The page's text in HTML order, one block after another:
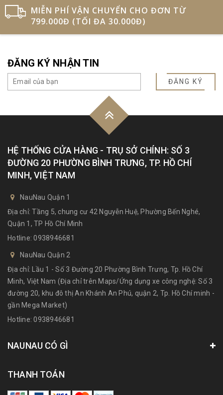
MIỄN PHÍ VẬN CHUYỂN CHO ĐƠN TỪ
799.000Đ (TỐI ĐA 30.000Đ)
ĐĂNG KÝ NHẬN TIN
ĐĂNG KÝ
HỆ THỐNG CỬA HÀNG - TRỤ SỞ CHÍNH: SỐ 3
ĐƯỜNG 20 PHƯỜNG BÌNH TRƯNG, TP. HỒ CHÍ
MINH, VIỆT NAM
NauNau Quận 1
Địa chỉ: Tầng 5, chung cư 42 Nguyễn Huệ, Phường Bến Nghé,
Quận 1, TP Hồ Chí Minh
Hotline:0938946681
NauNau Quận 2
Địa chỉ: Lầu 1 - Số 3 Đường 20 Phường Bình Trưng, Tp. Hồ Chí
Minh, Việt Nam (Địa chỉ trên Maps/Ứng dụng xe công nghệ: Số 3
đường 20, khu đô thị An Khánh An Phú, quận 2, Tp. Hồ Chí minh -
gần Mega Market)
Hotline:0938946681
NAUNAU CÓ GÌ
THANH TOÁN